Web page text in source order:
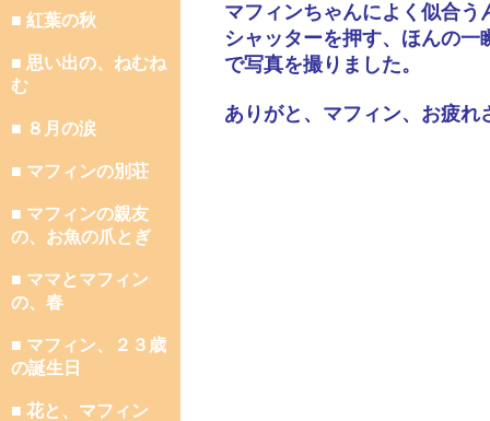
■ 紅葉の秋
■ 思い出の、ねむね
む
■ ８月の涙
■ マフィンの別荘
■ マフィンの親友
の、お魚の爪とぎ
■ ママとマフィン
の、春
■ マフィン、２３歳
の誕生日
■ 花と、マフィン
マフィンちゃんによく似合う
シャッターを押す、ほんの
で写真を撮りました。
ありがと、マフィン、お疲れ